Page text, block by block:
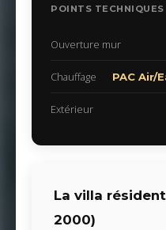
POINTS TECHNIQUES
Ouverture mur
Chauffage PAC Air/
Extérieur
La villa
2000)